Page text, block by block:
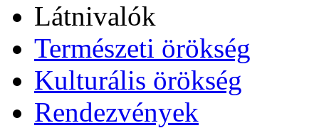
Látnivalók
Természeti örökség
Kulturális örökség
Rendezvények